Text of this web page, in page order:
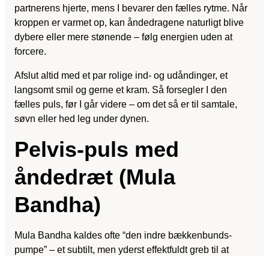
partnerens hjerte, mens I bevarer den fælles rytme. Når
kroppen er varmet op, kan åndedragene naturligt blive
dybere eller mere stønende – følg energien uden at
forcere.
Afslut altid med et par rolige ind- og udåndinger, et
langsomt smil og gerne et kram. Så forsegler I den
fælles puls, før I går videre – om det så er til samtale,
søvn eller hed leg under dynen.
Pelvis-puls med
åndedræt (Mula
Bandha)
Mula Bandha kaldes ofte “den indre bækkenbunds­
pumpe” – et subtilt, men yderst effektfuldt greb til at